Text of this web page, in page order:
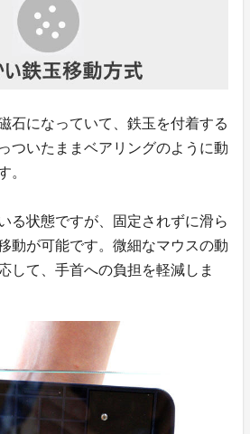
石になっていて、鉄玉を付着する
ついたままベアリングのように動
。
る状態ですが、固定されずに滑ら
動が可能です。微細なマウスの動
して、手首への負担を軽減しま